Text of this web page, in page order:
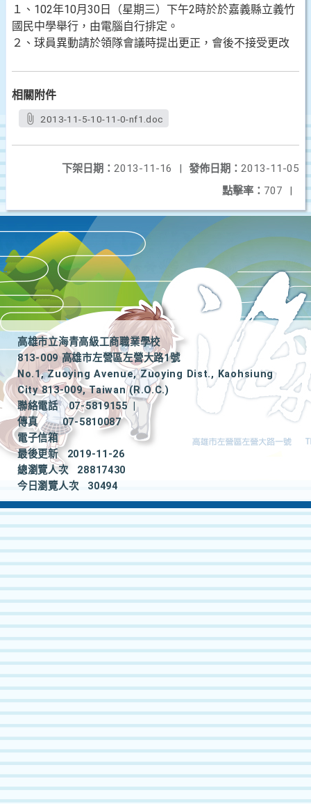
１、102年10月30日（星期三）下午2時於於嘉義縣立義竹
國民中學舉行，由電腦自行排定。
２、球員異動請於領隊會議時提出更正，會後不接受更改
相關附件
2013-11-5-10-11-0-nf1.doc
發佈日期： 2013-11-05
下架日期： 2013-11-16
|
點擊率： 707 |
高雄市立海青高級工商職業學校
813-009 高雄市左營區左營大路1號
No.1, Zuoying Avenue, Zuoying Dist., Kaohsiung
City 813-009, Taiwan (R.O.C.)
聯絡電話
07-5819155
|
傳真
07-5810087
電子信箱
最後更新
2019-11-26
總瀏覽人次
28817430
今日瀏覽人次
30494